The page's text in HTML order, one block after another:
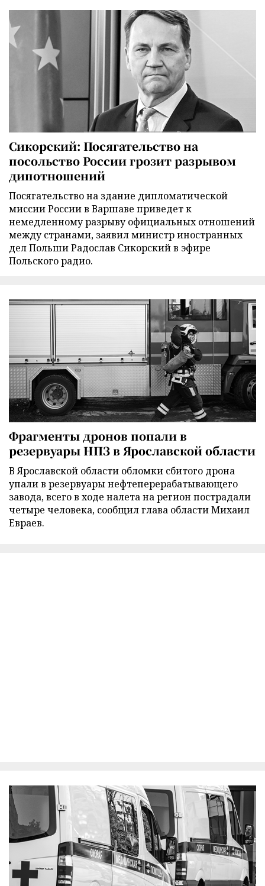
Сикорский: Посягательство на
посольство России грозит разрывом
дипотношений
Посягательство на здание дипломатической
миссии России в Варшаве приведет к
немедленному разрыву официальных отношений
между странами, заявил министр иностранных
дел Польши Радослав Сикорский в эфире
Польского радио.
Фрагменты дронов попали в
резервуары НПЗ в Ярославской области
В Ярославской области обломки сбитого дрона
упали в резервуары нефтеперерабатывающего
завода, всего в ходе налета на регион пострадали
четыре человека, сообщил глава области Михаил
Евраев.